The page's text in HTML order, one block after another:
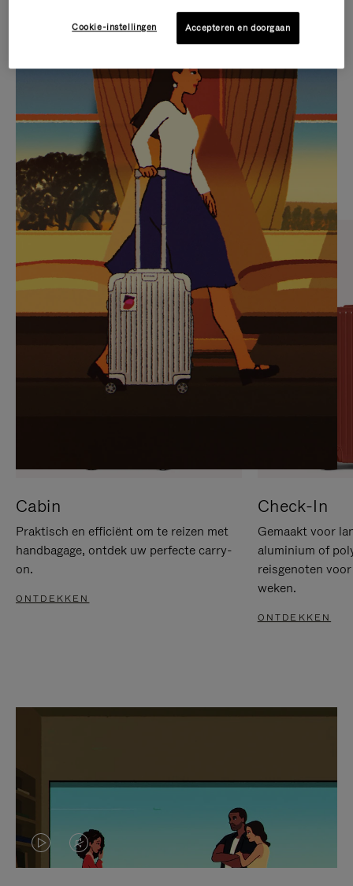
IS
NIET
GEPAUZEERD,
DRUK
OP
OM
TE
PAUZEREN
GELUID
VAN
DE
VIDEO
IS
UITGESCHAKELD.
DRUK
HIER
OM
HET
DEMPEN
OP
SELECTIE VAN GESCHENKEN
Ontdek de perfecte metgezel
voor elke reis
Cabin
Praktisch en efficiënt om te reizen met
handbagage, ontdek uw perfecte carry-
on.
ONTDEKKEN
Check-In
Gemaakt voor
aluminium of
reisgenoten
weken.
ONTDEKKEN
VIDEO
HET
Cookie-instellingen Accepteren en doorgaan